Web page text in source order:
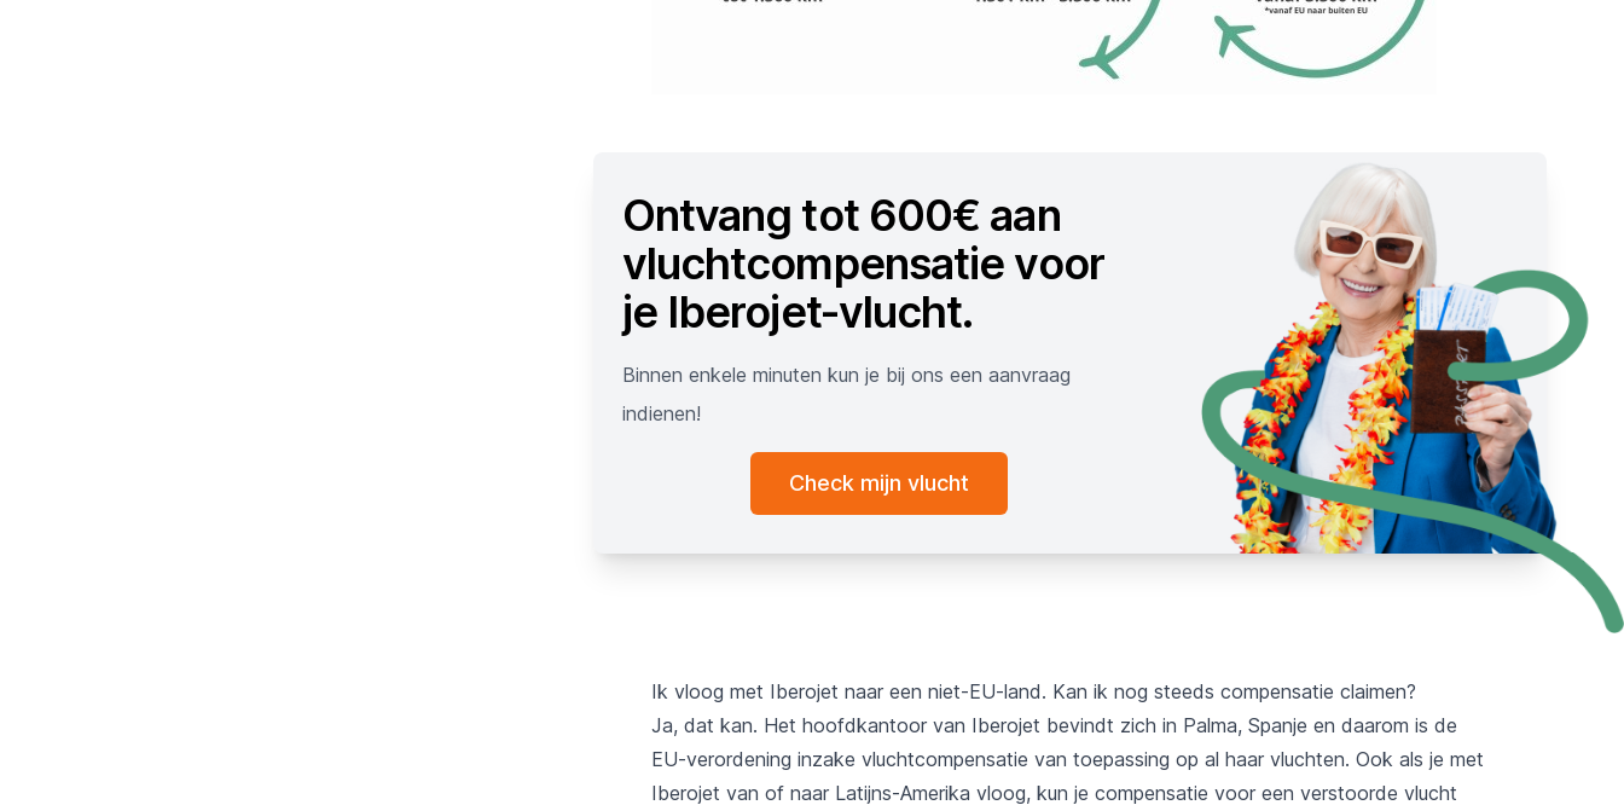
Ontvang tot 600€ aan
vluchtcompensatie voor
je Iberojet-vlucht.
Binnen enkele minuten kun je bij ons een aanvraag
indienen!
Check mijn vlucht
Ik vloog met Iberojet naar een niet-EU-land. Kan ik nog steeds compensatie claimen?
Ja, dat kan. Het hoofdkantoor van Iberojet bevindt zich in Palma, Spanje en daarom is de
EU-verordening inzake vluchtcompensatie van toepassing op al haar vluchten. Ook als je met
Iberojet van of naar Latijns-Amerika vloog, kun je compensatie voor een verstoorde vlucht